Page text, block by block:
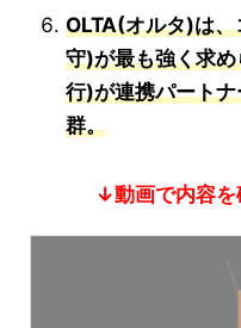
OLTA(オルタ)は
守)が最も強く求
行)が連携パート
群。
↓動画で内容を